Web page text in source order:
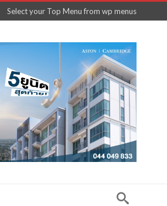
Select your Top Menu from wp menus